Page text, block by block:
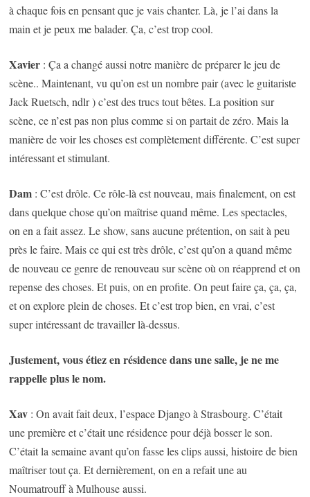
à chaque fois en pensant que je vais chanter. Là, je l’ai dans la
main et je peux me balader. Ça, c’est trop cool.
Xavier : Ça a changé aussi notre manière de préparer le jeu de
scène.. Maintenant, vu qu’on est un nombre pair (avec le guitariste
Jack Ruetsch, ndlr ) c’est des trucs tout bêtes. La position sur
scène, ce n’est pas non plus comme si on partait de zéro. Mais la
manière de voir les choses est complètement différente. C’est super
intéressant et stimulant.
Dam : C’est drôle. Ce rôle-là est nouveau, mais finalement, on est
dans quelque chose qu’on maîtrise quand même. Les spectacles,
on en a fait assez. Le show, sans aucune prétention, on sait à peu
près le faire. Mais ce qui est très drôle, c’est qu’on a quand même
de nouveau ce genre de renouveau sur scène où on réapprend et on
repense des choses. Et puis, on en profite. On peut faire ça, ça, ça,
et on explore plein de choses. Et c’est trop bien, en vrai, c’est
super intéressant de travailler là-dessus.
Justement, vous étiez en résidence dans une salle, je ne me
rappelle plus le nom.
Xav : On avait fait deux, l’espace Django à Strasbourg. C’était
une première et c’était une résidence pour déjà bosser le son.
C’était la semaine avant qu’on fasse les clips aussi, histoire de bien
maîtriser tout ça. Et dernièrement, on en a refait une au
Noumatrouff à Mulhouse aussi.